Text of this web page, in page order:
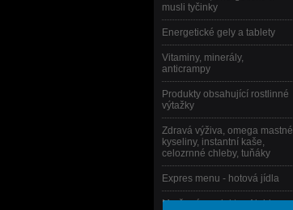
musli tyčinky
Energetické gely a tablety
Vitaminy, minerály,
anticrampy
Produkty obsahující rostlinné
výtažky
Zdravá výživa, omega mastné
kyseliny, instantní kaše,
celozrnné chleby, tuňáky
Expres menu - hotová jídla
Mražené produkty - Algida